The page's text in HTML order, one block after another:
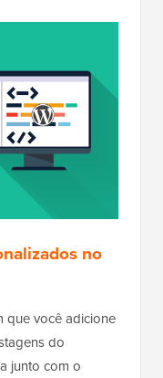
no
que você adicione
do
junto com o